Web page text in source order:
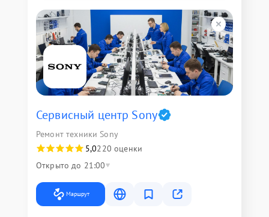
Сервисный центр Sony
Ремонт техники Sony
5,0220 оценки
Открыто до 21:00
Маршрут